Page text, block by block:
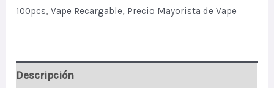
100pcs,Vape Recargable, Precio Mayorista de Vape
Descripción